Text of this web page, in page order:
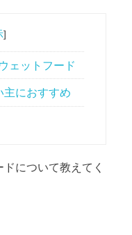
]
ェットフード
主におすすめ
について教えてく